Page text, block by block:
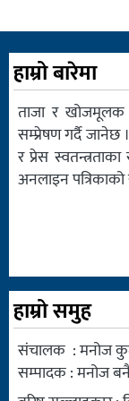
हाम्रो बारेमा
ताजा र खोजमूलक
सम्प्रेषण गर्दै जानेछ
र प्रेस
अनलाइन
हाम्रो समुह
संचालक : मनोज
सम्पादक : मनोज